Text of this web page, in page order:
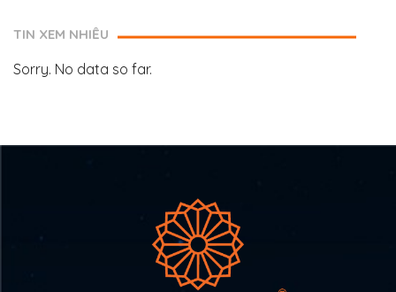
TIN XEM NHIỀU
Sorry. No data so far.